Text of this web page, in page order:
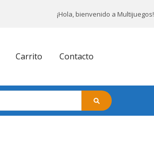
¡Hola, bienvenido a Multijuegos!
Carrito Contacto